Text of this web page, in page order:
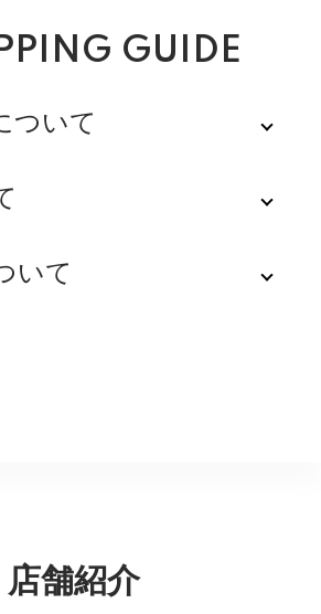
GUIDE
ついて
届けいたします。
きない地域（郡部以下は時間指定不
送・送料の詳細はこちら
合は当方で負担いたします。返送希
いて
店舗紹介